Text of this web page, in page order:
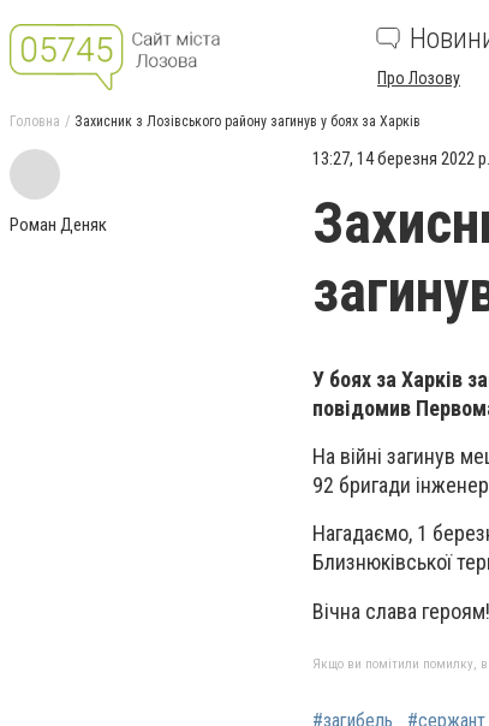
Про Лозову
Головна Захисник з Лозівського району загинув у боях за Харків
Роман Деняк
13:27, 14 березня 2022 р.
У боях за Харків
повідомив
На війні загинув
92 бригади
Нагадаємо, 1
Близнюківської
Вічна слава героям!
Якщо ви помітили помилку,
#загибель #сержант